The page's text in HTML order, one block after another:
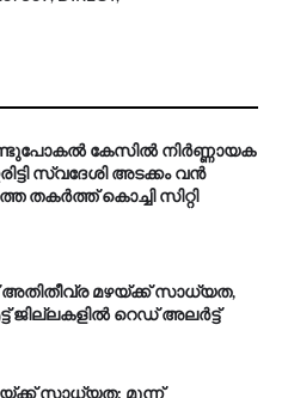
കേസിൽ നിർണ്ണായക
സ്വദേശി അടക്കം വൻ
തകർത്ത് കൊച്ചി സിറ്റി
മ​ഴ​യ്ക്ക് സാ​ധ്യ​ത,
ജി​ല്ല​ക​ളി​ൽ റെ​ഡ് അ​ലർ​ട്ട്
സാധ്യത; മൂന്ന്